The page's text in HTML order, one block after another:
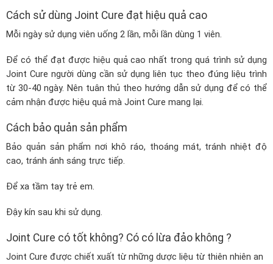
Cách sử dùng Joint Cure đạt hiệu quả cao
Mỗi ngày sử dụng viên uống 2 lần, mỗi lần dùng 1 viên.
Để có thể đạt được hiệu quả cao nhất trong quá trình sử dụng
Joint Cure người dùng cần sử dụng liên tục theo đúng liệu trình
từ 30-40 ngày. Nên tuân thủ theo hướng dẫn sử dụng để có thể
cảm nhận được hiệu quả mà Joint Cure mang lại.
Cách bảo quản sản phẩm
Bảo quản sản phẩm nơi khô ráo, thoáng mát, tránh nhiệt độ
cao, tránh ánh sáng trực tiếp.
Để xa tầm tay trẻ em.
Đậy kín sau khi sử dụng.
Joint Cure có tốt không? Có có lừa đảo không ?
Joint Cure được chiết xuất từ những dược liệu từ thiên nhiên an